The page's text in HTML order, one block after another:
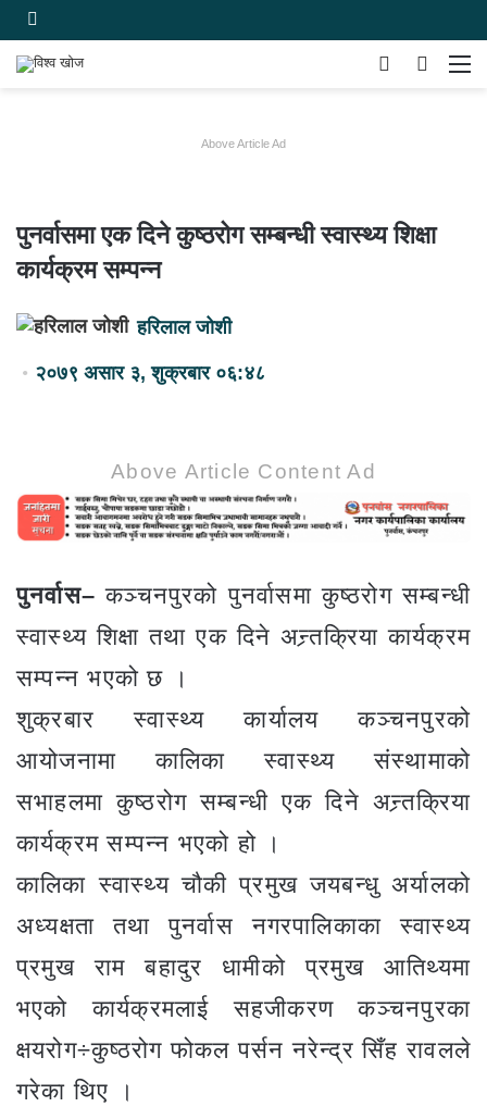
समाचार
Switch
Above Article Ad
पुनर्वासमा एक दिने कुष्ठरोग सम्बन्धी स्वास्थ्य शिक्षा
कार्यक्रम सम्पन्न
हरिलाल जोशी
२०७९ असार ३, शुक्रबार ०६:४८
Above Article Content Ad
पुनर्वास– कञ्चनपुरको पुनर्वासमा कुष्ठरोग सम्बन्धी
स्वास्थ्य शिक्षा तथा एक दिने अन्र्तक्रिया कार्यक्रम
सम्पन्न भएको छ ।
शुक्रबार स्वास्थ्य कार्यालय कञ्चनपुरको
आयोजनामा कालिका स्वास्थ्य संस्थामाको
सभाहलमा कुष्ठरोग सम्बन्धी एक दिने अन्र्तक्रिया
कार्यक्रम सम्पन्न भएको हो ।
कालिका स्वास्थ्य चौकी प्रमुख जयबन्धु अर्यालको
अध्यक्षता तथा पुनर्वास नगरपालिकाका स्वास्थ्य
प्रमुख राम बहादुर धामीको प्रमुख आतिथ्यमा
भएको कार्यक्रमलाई सहजीकरण कञ्चनपुरका
क्षयरोग÷कुष्ठरोग फोकल पर्सन नरेन्द्र सिँह रावलले
गरेका थिए ।